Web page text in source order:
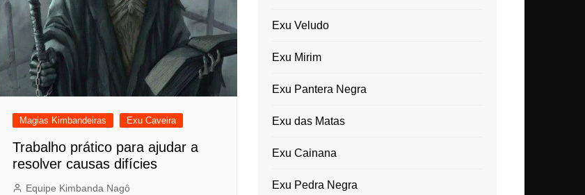
Magias Kimbandeiras Exu Caveira
Trabalho prático para ajudar a
resolver causas difícies
Equipe Kimbanda Nagô
Exu Veludo
Exu Mirim
Exu Pantera Negra
Exu das Matas
Exu Cainana
Exu Pedra Negra